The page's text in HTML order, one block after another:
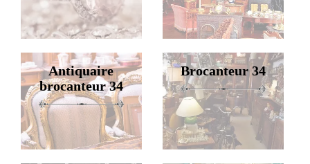
Antiquaire
brocanteur 34
Brocanteur 34